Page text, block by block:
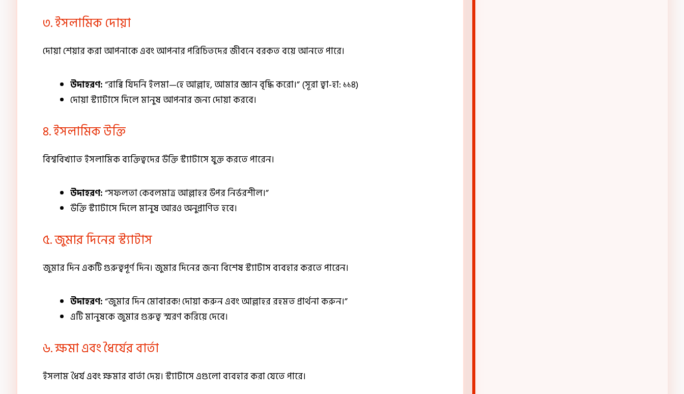
৩. ইসলামিক দোয়া
দোয়া শেয়ার করা আপনাকে এবং আপনার পরিচিতদের জীবনে বরকত বয়ে আনতে পারে।
উদাহরণ:“রাব্বি যিদনি ইলমা—হে আল্লাহ, আমার জ্ঞান বৃদ্ধি করো।” (সূরা ত্বা-হা: ১১৪)
দোয়া স্ট্যাটাসে দিলে মানুষ আপনার জন্য দোয়া করবে।
৪. ইসলামিক উক্তি
বিশ্ববিখ্যাত ইসলামিক ব্যক্তিত্বদের উক্তি স্ট্যাটাসে যুক্ত করতে পারেন।
উদাহরণ:“সফলতা কেবলমাত্র আল্লাহর উপর নির্ভরশীল।”
উক্তি স্ট্যাটাসে দিলে মানুষ আরও অনুপ্রাণিত হবে।
৫. জুমার দিনের স্ট্যাটাস
জুমার দিন একটি গুরুত্বপূর্ণ দিন। জুমার দিনের জন্য বিশেষ স্ট্যাটাস ব্যবহার করতে পারেন।
উদাহরণ:“জুমার দিন মোবারক! দোয়া করুন এবং আল্লাহর রহমত প্রার্থনা করুন।”
এটি মানুষকে জুমার গুরুত্ব স্মরণ করিয়ে দেবে।
৬. ক্ষমা এবং ধৈর্যের বার্তা
ইসলাম ধৈর্য এবং ক্ষমার বার্তা দেয়। স্ট্যাটাসে এগুলো ব্যবহার করা যেতে পারে।